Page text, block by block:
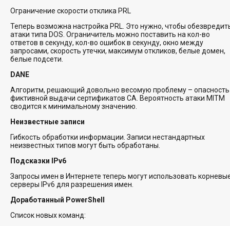
Ограничение скорости отклика PRL
Теперь возможна настройка PRL. Это нужно, чтобы
атаки типа DOS. Ограничитель можно поставить на кол-во
ответов в секунду, кол-во ошибок в секунду, окно между
запросами, скорость утечки, максимум откликов, белые домен,
белые подсети.
DANE
Алгоритм, решающий довольно весомую проблему – опасность
фиктивной выдачи сертификатов CA. Вероятность атаки MITM
сводится к минимальному значению.
Неизвестные записи
Гибкость обработки информации. Записи нестандартных
неизвестных типов могут быть обработаны.
Подсказки IPv6
Запросы имен в Интернете теперь могут использовать
серверы IPv6 для разрешения имен.
Доработанный PowerShell
Список новых команд: